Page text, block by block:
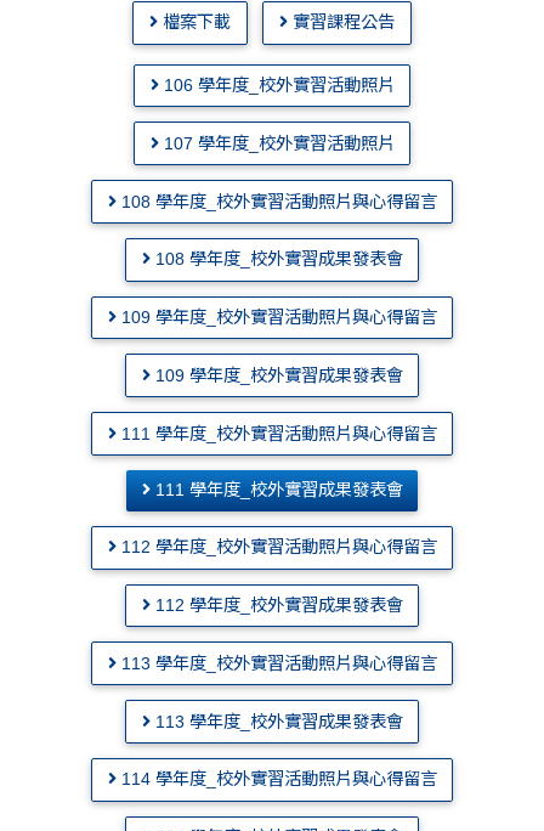
檔案下載 實習課程公告
106 學年度_校外實習活動照片
107 學年度_校外實習活動照片
108 學年度_校外實習活動照片與心得留言
108 學年度_校外實習成果發表會
109 學年度_校外實習活動照片與心得留言
109 學年度_校外實習成果發表會
111 學年度_校外實習活動照片與心得留言
111 學年度_校外實習成果發表會
112 學年度_校外實習活動照片與心得留言
112 學年度_校外實習成果發表會
113 學年度_校外實習活動照片與心得留言
113 學年度_校外實習成果發表會
114 學年度_校外實習活動照片與心得留言